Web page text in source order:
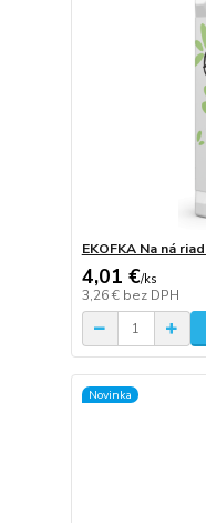
EKOFKA Na ná
4,01 €/ks
3,26 € bez DPH
Novinka